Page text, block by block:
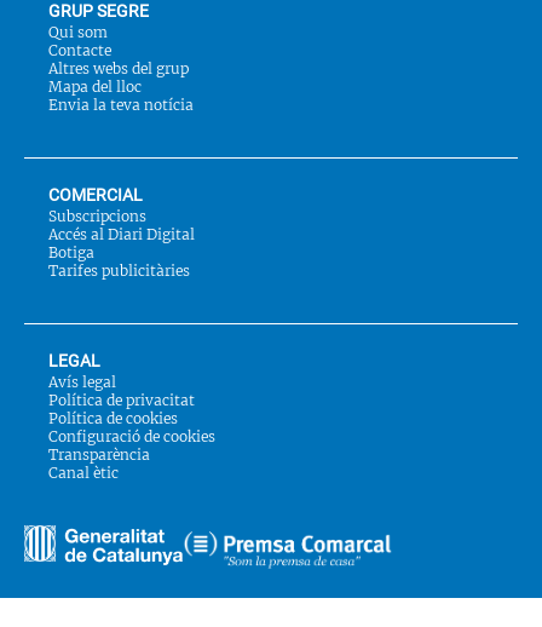
GRUP SEGRE
Qui som
Contacte
Altres webs del grup
Mapa del lloc
Envia la teva notícia
COMERCIAL
Subscripcions
Accés al Diari Digital
Botiga
Tarifes publicitàries
LEGAL
Avís legal
Política de privacitat
Política de cookies
Configuració de cookies
Transparència
Canal ètic